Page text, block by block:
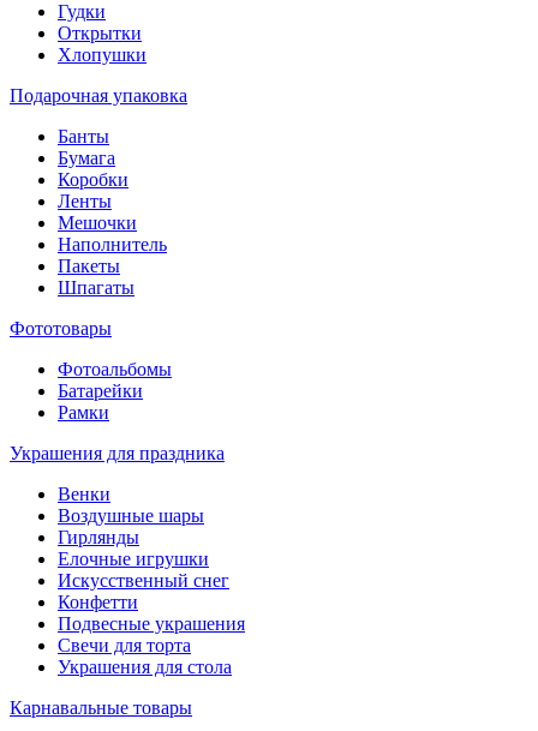
Гудки
Открытки
Хлопушки
Подарочная упаковка
Банты
Бумага
Коробки
Ленты
Мешочки
Наполнитель
Пакеты
Шпагаты
Фототовары
Фотоальбомы
Батарейки
Рамки
Украшения для праздника
Венки
Воздушные шары
Гирлянды
Елочные игрушки
Искусственный снег
Конфетти
Подвесные украшения
Свечи для торта
Украшения для стола
Карнавальные товары